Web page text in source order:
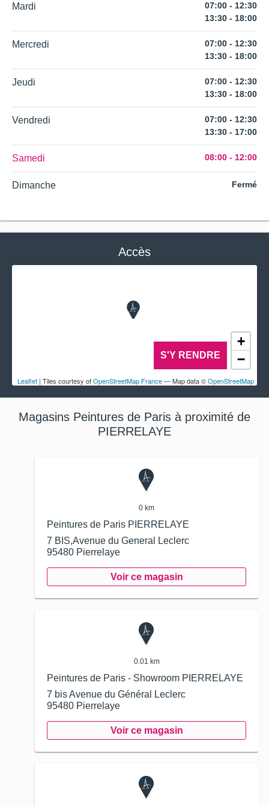
Mardi
07:00 - 12:30
13:30 - 18:00
Mercredi
07:00 - 12:30
13:30 - 18:00
Jeudi
07:00 - 12:30
13:30 - 18:00
Vendredi
07:00 - 12:30
13:30 - 17:00
Samedi 08:00 - 12:00
Dimanche Fermé
Accès
+
−
Leaflet | Tiles courtesy ofOpenStreetMap France— Map data ©OpenStreetMap
S'Y RENDRE
Magasins Peintures de Paris à proximité de
PIERRELAYE
0 km
Peintures de Paris PIERRELAYE
7 BIS,Avenue du General Leclerc
95480 Pierrelaye
Voir ce magasin
0.01 km
Peintures de Paris - Showroom PIERRELAYE
7 bis Avenue du Général Leclerc
95480 Pierrelaye
Voir ce magasin